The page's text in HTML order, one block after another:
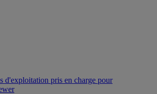
d'exploitation pris en charge pour